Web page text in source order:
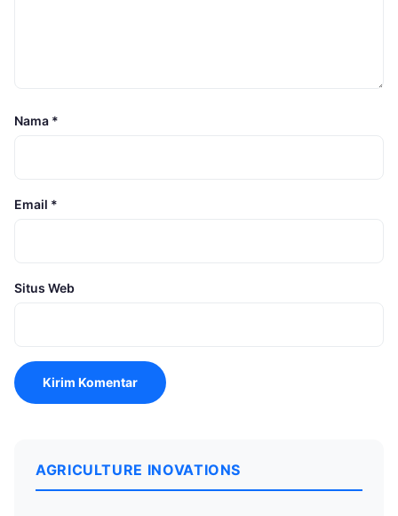
Nama *
Email *
Situs Web
AGRICULTURE INOVATIONS